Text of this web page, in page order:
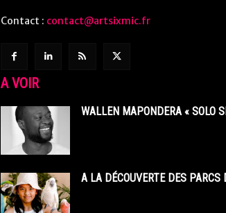
Contact : contact@artsixmic.fr
A VOIR
WALLEN MAPONDERA « SOLO
A LA DÉCOUVERTE DES